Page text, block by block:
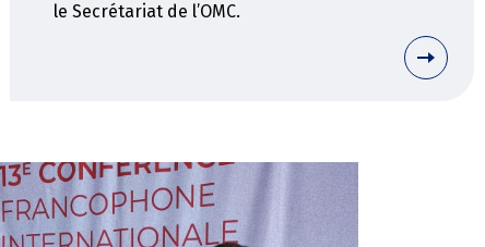
le Secrétariat de l’OMC.